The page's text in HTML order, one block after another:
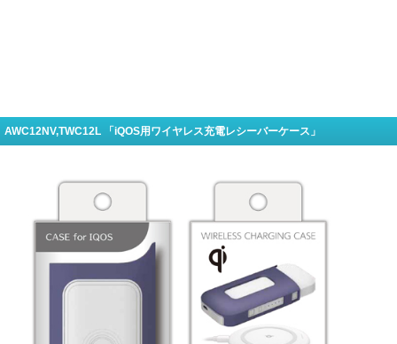
AWC12NV,TWC12L 「iQOS用ワイヤレス充電レシーバーケース」